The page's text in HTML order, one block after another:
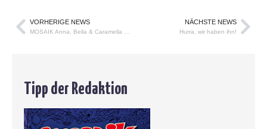
VORHERIGE NEWS NÄCHSTE NEWS
Hurra, wir haben ihn!
Tipp der Redaktion